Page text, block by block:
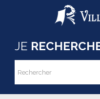
Aller au contenu principal
JE
Formulaire
Rechercher